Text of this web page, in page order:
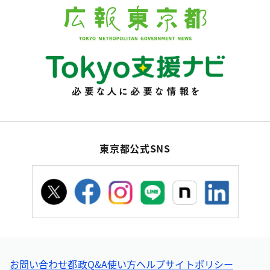
東京都公式SNS
お問い合わせ都政Q&A使い方ヘルプサイトポリシー